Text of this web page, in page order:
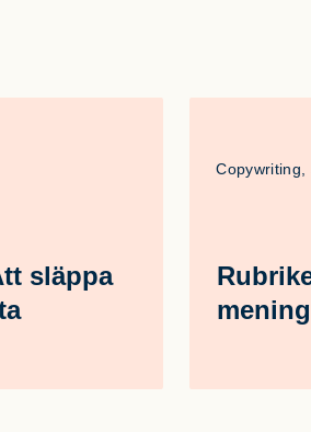
släppa
Copywriting,